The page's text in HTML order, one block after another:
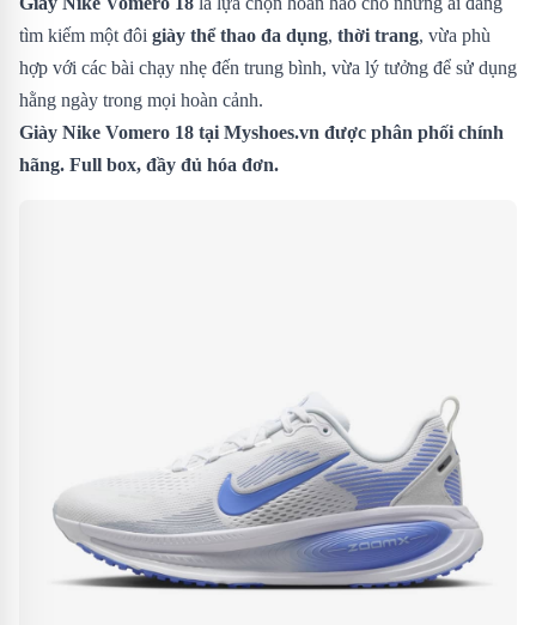
tìm kiếm một đôi giày thể thao đa dụng, thời trang, vừa phù
hợp với các bài chạy nhẹ đến trung bình, vừa lý tưởng để sử dụng
hằng ngày trong mọi hoàn cảnh.
Giày Nike Vomero 18 tại Myshoes.vn được phân phối chính
hãng. Full box, đầy đủ hóa đơn.